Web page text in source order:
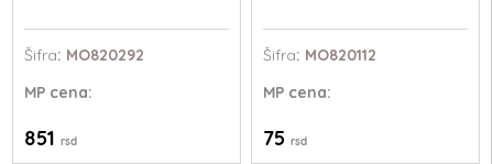
Šifra: MO820292
MP cena:
851rsd
Šifra: MO820112
MPcena:
75 rsd